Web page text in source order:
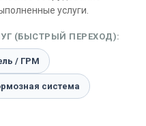
услуги.
(БЫСТРЫЙ ПЕРЕХОД):
/ ГРМ
система